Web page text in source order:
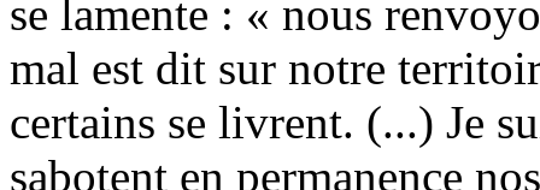
se lamente : « nous
mal est dit sur notre
certains se livrent. (...) Je
sabotent en permanence